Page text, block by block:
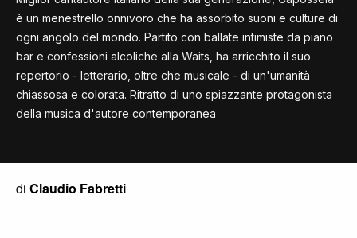
è un menestrello onnivoro che ha assorbito suoni e culture di
ogni angolo del mondo. Partito con ballate intimiste da piano
bar e confessioni alcoliche alla Waits, ha arricchito il suo
repertorio - letterario, oltre che musicale - di un'umanità
chiassosa e colorata. Ritratto di uno spiazzante protagonista
della musica d'autore contemporanea
di Claudio Fabretti